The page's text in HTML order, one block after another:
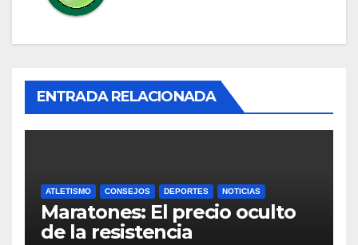
ENTRADA RELACIONADA
ATLETISMO CONSEJOS DEPORTES NOTICIAS
Maratones: El precio oculto
de la resistencia